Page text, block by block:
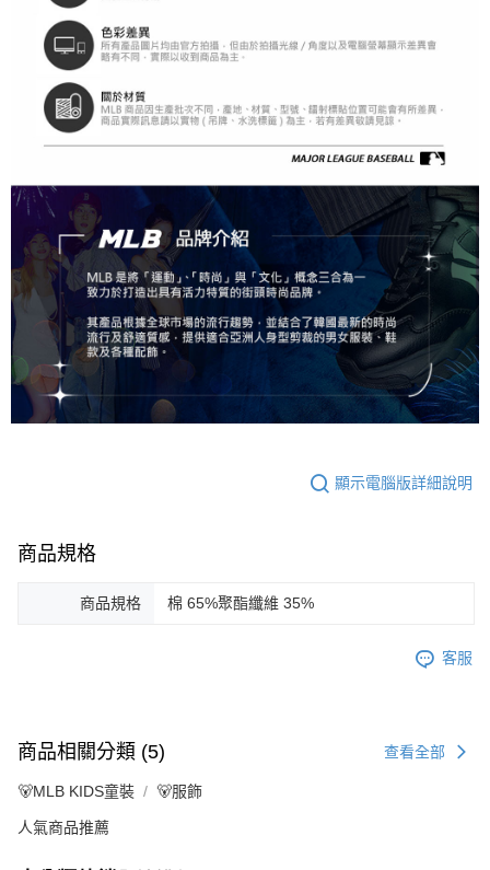
顯示電腦版詳細說明
商品規格
商品規格 棉 65%聚酯纖維 35%
客服
商品相關分類 (5) 查看全部
🐻MLB KIDS童裝 🐻服飾
人氣商品推薦